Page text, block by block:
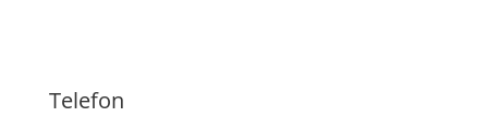
Telefon